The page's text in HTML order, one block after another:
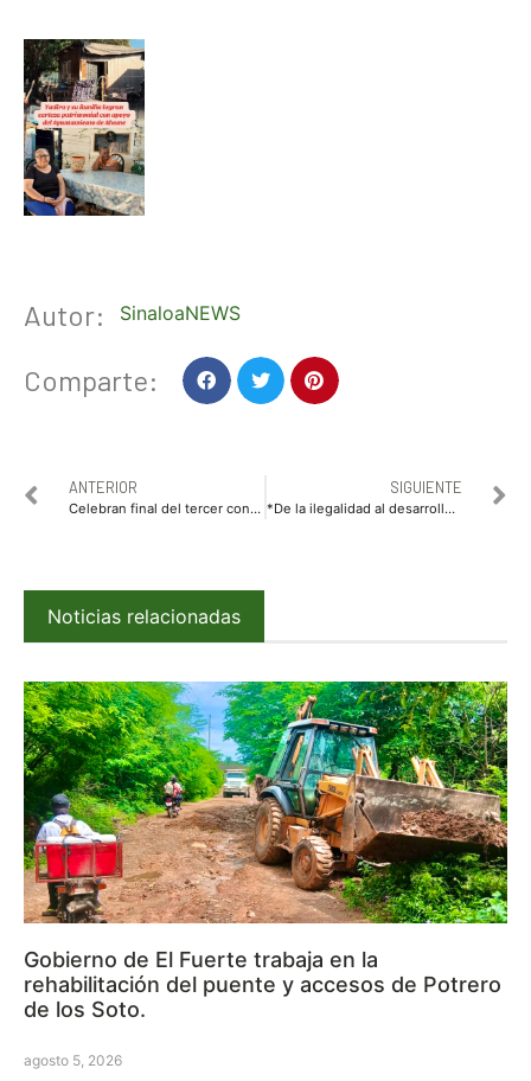
Autor: SinaloaNEWS
Comparte:
ANTERIOR
Celebran final del tercer concurso de cuentos “Cuéntamelo Otra Vez” a cargo del IMCC
SIGUIENTE
*De la ilegalidad al desarrollo: Mario Zamora impulsa ruta internacional con India para transformar el campo sinaloense*
Noticias relacionadas
Gobierno de El Fuerte trabaja en la
rehabilitación del puente y accesos de Potrero
de los Soto.
agosto 5, 2026